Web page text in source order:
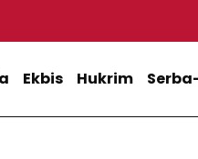
Warga Lebih
Persatuan Jelang
Ekbis Hukrim